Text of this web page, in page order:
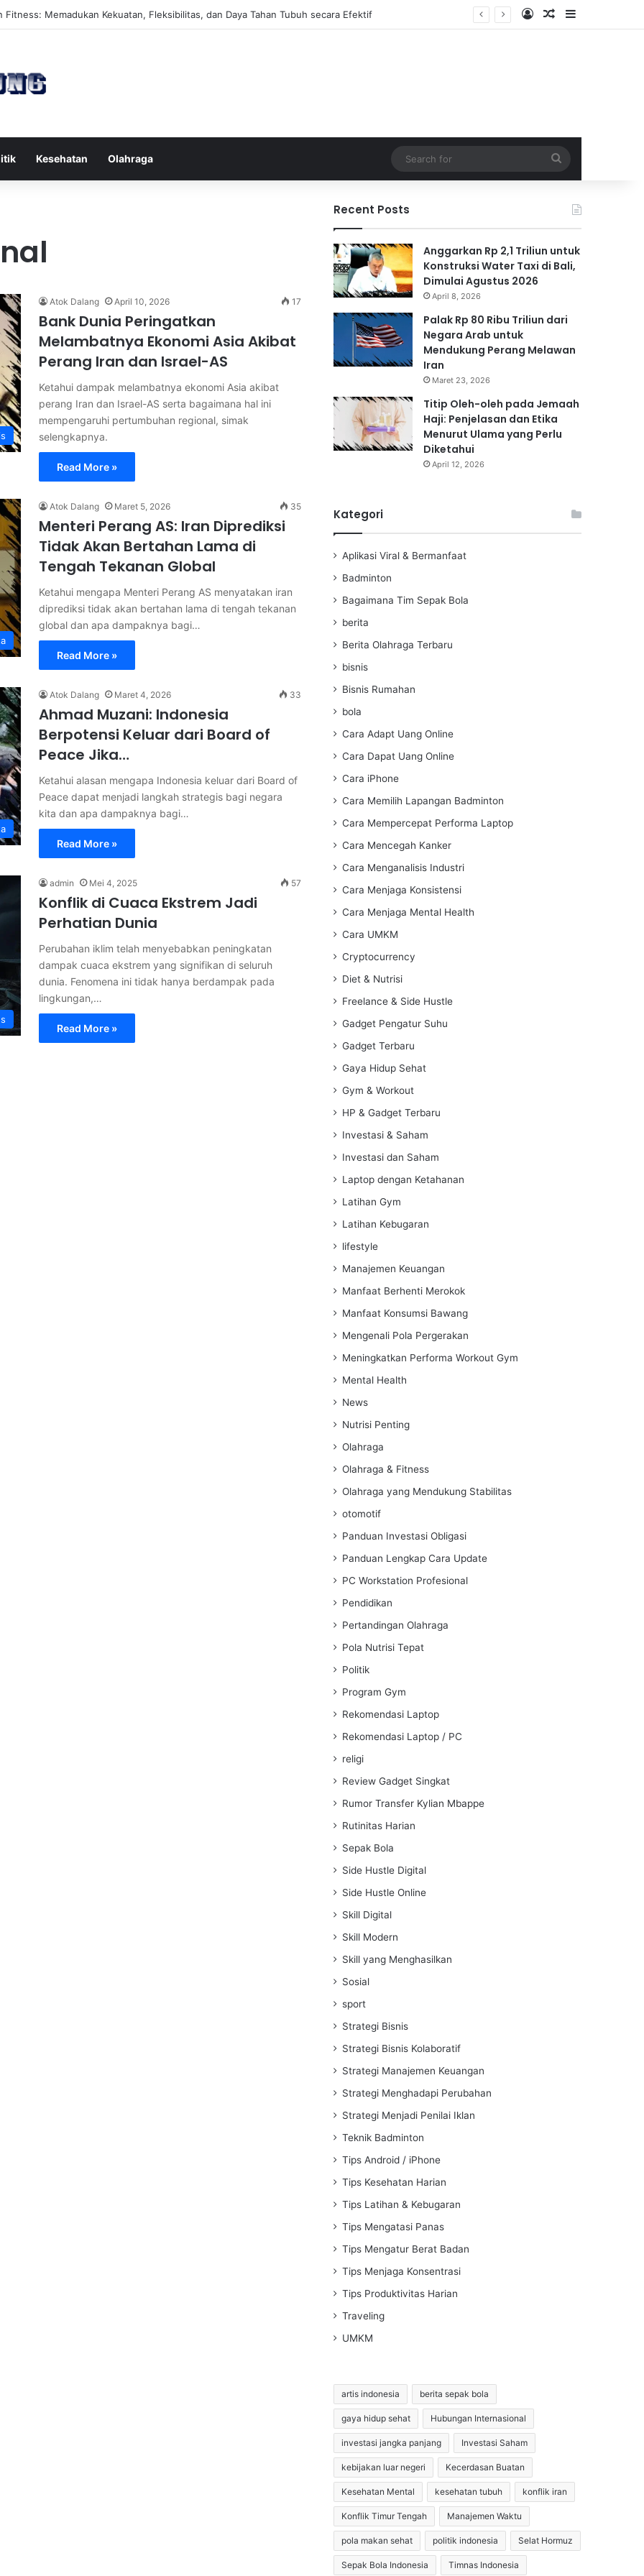
Reformer untuk Meningkatkan Kekuatan Otot Inti Secara Efektif Log InRandom Article
Sidebar
Kesehatan Olahraga
for
Atok Dalang April 10, 2026 17
Bank Dunia Peringatkan
Melambatnya Ekonomi Asia Akibat
Perang Iran dan Israel-AS
Ketahui dampak melambatnya ekonomi Asia akibat
perang Iran dan Israel-AS serta bagaimana hal ini
mempengaruhi pertumbuhan regional, simak
selengkapnya.
Read More »
Atok Dalang Maret 5, 2026 35
Menteri Perang AS: Iran Diprediksi
Tidak Akan Bertahan Lama di
Tengah Tekanan Global
Ketahui mengapa Menteri Perang AS menyatakan iran
diprediksi tidak akan bertahan lama di tengah tekanan
global dan apa dampaknya bagi…
Read More »
Atok Dalang Maret 4, 2026 33
Ahmad Muzani: Indonesia
Berpotensi Keluar dari Board of
Peace Jika…
Ketahui alasan mengapa Indonesia keluar dari Board of
Peace dapat menjadi langkah strategis bagi negara
kita dan apa dampaknya bagi…
Read More »
admin Mei 4, 2025 57
Konflik di Cuaca Ekstrem Jadi
Perhatian Dunia
Perubahan iklim telah menyebabkan peningkatan
dampak cuaca ekstrem yang signifikan di seluruh
dunia. Fenomena ini tidak hanya berdampak pada
lingkungan,…
Read More »
Recent Posts
Anggarkan Rp 2,1 Triliun untuk
Konstruksi Water Taxi di Bali,
Dimulai Agustus 2026
April 8, 2026
Palak Rp 80 Ribu Triliun dari
Negara Arab untuk
Mendukung Perang Melawan
Iran
Maret 23, 2026
Titip Oleh-oleh pada Jemaah
Haji: Penjelasan dan Etika
Menurut Ulama yang Perlu
Diketahui
April 12, 2026
Kategori
Aplikasi Viral & Bermanfaat
Badminton
Bagaimana Tim Sepak Bola
berita
Berita Olahraga Terbaru
bisnis
Bisnis Rumahan
bola
Cara Adapt Uang Online
Cara Dapat Uang Online
Cara iPhone
Cara Memilih Lapangan Badminton
Cara Mempercepat Performa Laptop
Cara Mencegah Kanker
Cara Menganalisis Industri
Cara Menjaga Konsistensi
Cara Menjaga Mental Health
Cara UMKM
Cryptocurrency
Diet & Nutrisi
Freelance & Side Hustle
Gadget Pengatur Suhu
Gadget Terbaru
Gaya Hidup Sehat
Gym & Workout
HP & Gadget Terbaru
Investasi & Saham
Investasi dan Saham
Laptop dengan Ketahanan
Latihan Gym
Latihan Kebugaran
lifestyle
Manajemen Keuangan
Manfaat Berhenti Merokok
Manfaat Konsumsi Bawang
Mengenali Pola Pergerakan
Meningkatkan Performa Workout Gym
Mental Health
News
Nutrisi Penting
Olahraga
Olahraga & Fitness
Olahraga yang Mendukung Stabilitas
otomotif
Panduan Investasi Obligasi
Panduan Lengkap Cara Update
PC Workstation Profesional
Pendidikan
Pertandingan Olahraga
Pola Nutrisi Tepat
Politik
Program Gym
Rekomendasi Laptop
Rekomendasi Laptop / PC
religi
Review Gadget Singkat
Rumor Transfer Kylian Mbappe
Rutinitas Harian
Sepak Bola
Side Hustle Digital
Side Hustle Online
Skill Digital
Skill Modern
Skill yang Menghasilkan
Sosial
sport
Strategi Bisnis
Strategi Bisnis Kolaboratif
Strategi Manajemen Keuangan
Strategi Menghadapi Perubahan
Strategi Menjadi Penilai Iklan
Teknik Badminton
Tips Android / iPhone
Tips Kesehatan Harian
Tips Latihan & Kebugaran
Tips Mengatasi Panas
Tips Mengatur Berat Badan
Tips Menjaga Konsentrasi
Tips Produktivitas Harian
Traveling
UMKM
artis indonesia berita sepak bola
gaya hidup sehat Hubungan Internasional
investasi jangka panjang Investasi Saham
kebijakan luar negeri Kecerdasan Buatan
Kesehatan Mental kesehatan tubuh konflik iran
Konflik Timur Tengah Manajemen Waktu
pola makan sehat politik indonesia Selat Hormuz
Sepak Bola Indonesia Timnas Indonesia